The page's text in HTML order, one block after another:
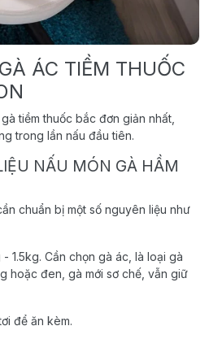
ÁC TIỀM THUỐC
tiềm thuốc bắc đơn giản nhất,
trong lần nấu đầu tiên.
NẤU MÓN GÀ HẦM
chuẩn bị một số nguyên liệu như
1.5kg. Cần chọn gà ác, là loại gà
hoặc đen, gà mới sơ chế, vẫn giữ
để ăn kèm.